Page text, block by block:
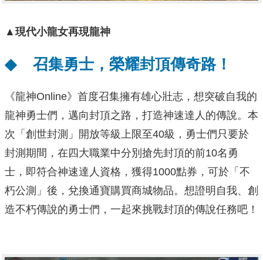
▲現代小龍女再現龍神
◆ 召集勇士，榮耀封頂傳奇路！
《龍神Online》首度召集擁有雄心壯志，想突破自我的
龍神勇士們，邁向封頂之路，打造神速達人的傳說。本
次「創世封測」開放等級上限至40級，勇士們只要於
封測期間，在四大職業中分別搶先封頂的前10名勇
士，即符合神速達人資格，獲得1000點券，可於「不
朽公測」後，兌換通寶購買商城物品。想證明自我、創
造不朽傳說的勇士們，一起來挑戰封頂的傳說任務吧！